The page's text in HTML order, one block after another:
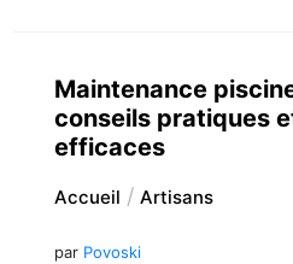
Maintenance
conseils pratiques
efficaces
Accueil Artisans
par Povoski